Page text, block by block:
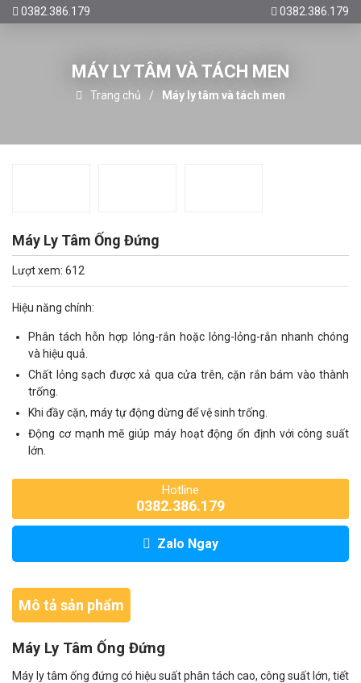
0382.386.179 0382.386.179
MÁY LY TÂM VÀ TÁCH MEN
Trang chủ Máy ly tâm và tách men
Máy Ly Tâm Ống Đứng
Lượt xem: 612
Hiệu năng chính:
Phân tách hỗn hợp lỏng-rắn hoặc lỏng-lỏng-rắn nhanh chóng
và hiệu quả.
Chất lỏng sạch được xả qua cửa trên, cặn rắn bám vào thành
trống.
Khi đầy cặn, máy tự động dừng để vệ sinh trống.
Động cơ mạnh mẽ giúp máy hoạt động ổn định với công suất
lớn.
Hotline
0382.386.179
Zalo Ngay
Mô tả sản phẩm
Máy Ly Tâm Ống Đứng
Máy ly tâm ống đứng có hiệu suất phân tách cao, công suất lớn, tiết